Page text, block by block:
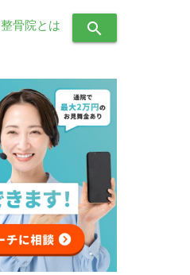
整骨院とは search